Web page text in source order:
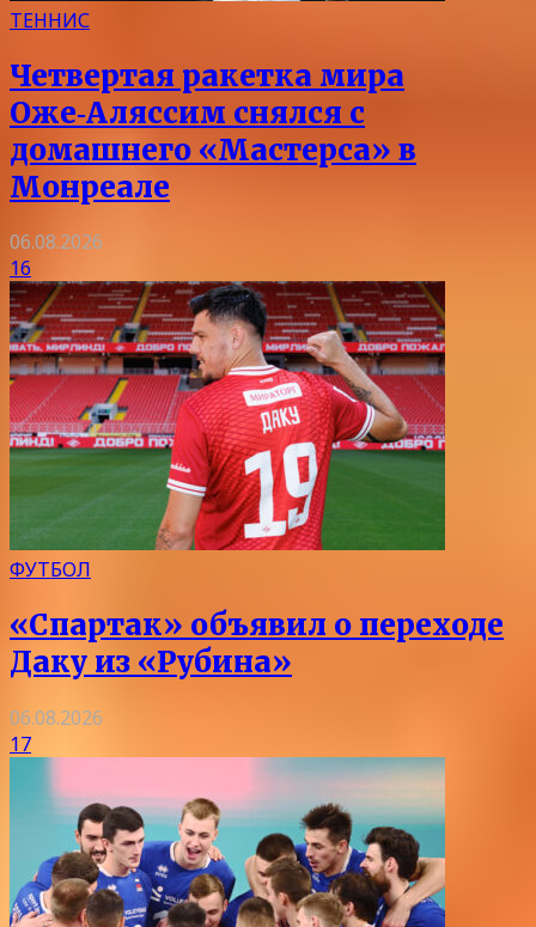
ТЕННИС
Четвертая ракетка мира
Оже‑Аляссим снялся с
домашнего «Мастерса» в
Монреале
06.08.2026
16
ФУТБОЛ
«Спартак» объявил о переходе
Даку из «Рубина»
06.08.2026
17